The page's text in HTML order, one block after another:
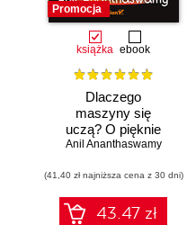
Promocja
książka ebook
Dlaczego
maszyny się
uczą? O pięknie
matematyki i
współczesnej
sztucznej
inteligencji
Anil Ananthaswamy
(41,40 zł najniższa cena z 30 dni)
43.47 zł